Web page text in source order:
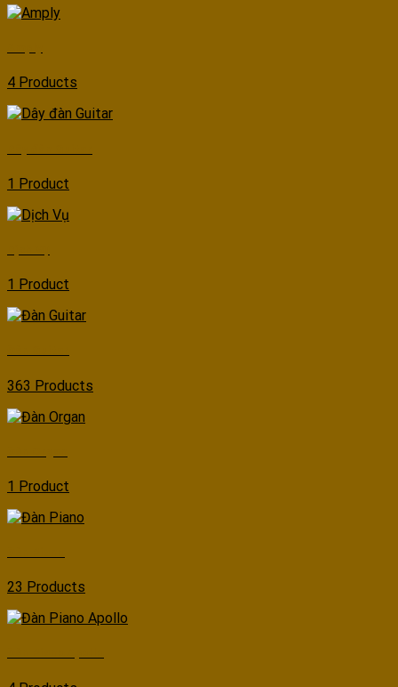
4 Products
1 Product
1 Product
363 Products
1 Product
23 Products